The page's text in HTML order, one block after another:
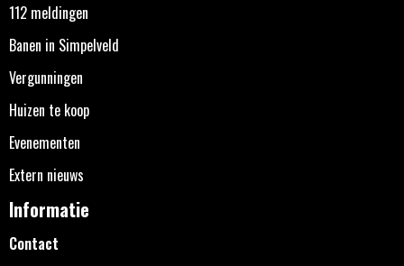
112 meldingen
Banen in Simpelveld
Vergunningen
Huizen te koop
Evenementen
Extern nieuws
Informatie
Contact